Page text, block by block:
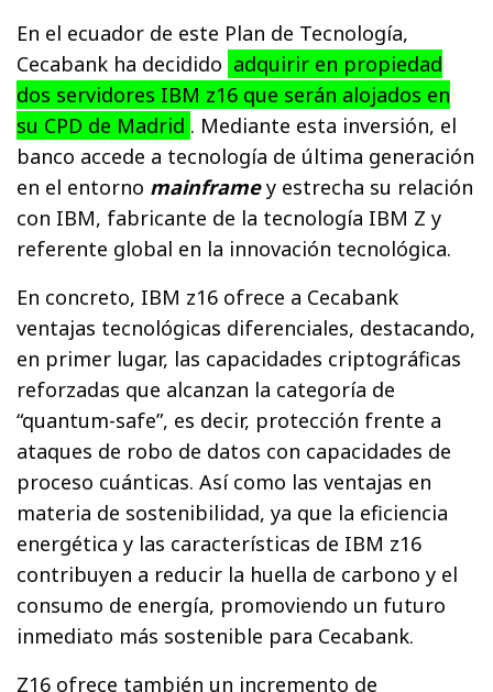
En el ecuador de este Plan de Tecnología,
Cecabank ha decidido adquirir en propiedad
dos servidores IBM z16 que serán alojados en
su CPD de Madrid . Mediante esta inversión, el
banco accede a tecnología de última generación
en el entorno mainframey estrecha su relación
con IBM, fabricante de la tecnología IBM Z y
referente global en la innovación tecnológica.
En concreto, IBM z16 ofrece a Cecabank
ventajas tecnológicas diferenciales, destacando,
en primer lugar, las capacidades criptográficas
reforzadas que alcanzan la categoría de
“quantum-safe”, es decir, protección frente a
ataques de robo de datos con capacidades de
proceso cuánticas. Así como las ventajas en
materia de sostenibilidad, ya que la eficiencia
energética y las características de IBM z16
contribuyen a reducir la huella de carbono y el
consumo de energía, promoviendo un futuro
inmediato más sostenible para Cecabank.
Z16 ofrece también un incremento de